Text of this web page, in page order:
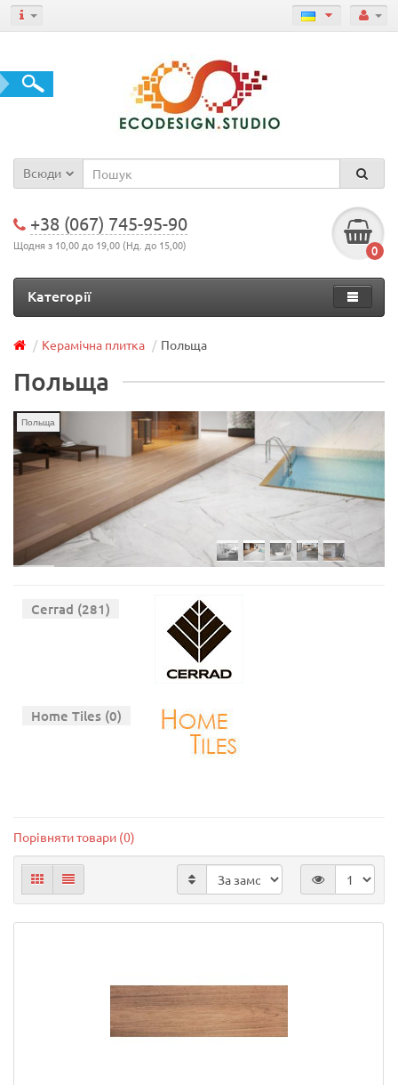
Всюди
+38 (067) 745-95-90
Щодня з 10,00 до 19,00 (Нд. до 15,00) 0
Категорії
Керамічна плитка Польща
Польща
Польща
Cerrad (281)
Home Tiles (0)
Порівняти товари (0)